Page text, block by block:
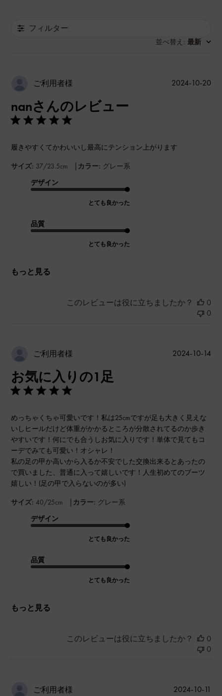
フィルター
並べ替え : 最新
ご利用者様
nanさんのレビュー
履きやすくてかわいいし最高にテンション上がります
サイズ: 37/23.5cm | カラー: グレー系
デザイン
とても良かった
品質
とても良かった
もっと見る
公
2024-10-20
このレビューは役に立ちましたか？
0
0
ご利用者様
お気に入りの1足
めっちゃくちゃ可愛いです！私は25cmですが足も大きく見えな
いしヒールだけど体重がかかるところが分散されてるのか歩き
やすいです！何にでも合うしお気に入りです！単体で見てもコ
ーデでみても可愛い！オシャレ！
私の足の甲か高いから入るか不安でした交換出来るとあったの
で買いました、普通に入って嬉しいです！人生初めてのブーツ
嬉しい！(足の甲で入らないのが多い)
サイズ: 40/25cm | カラー: グレー系
デザイン
とても良かった
品質
とても良かった
もっと見る
公
2024-10-14
このレビューは役に立ちましたか？
0
0
ご利用者様 2024-10-11